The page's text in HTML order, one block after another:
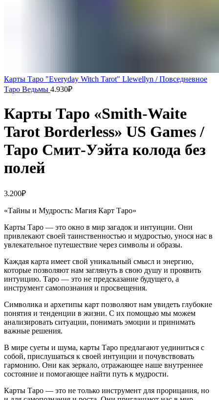
Карты Таро "Everyday Witch Tarot" Llewellyn / Повседневное
Таро Ведьмы 4.930₽
Карты Таро «Smith-Waite
Tarot Borderless» US Games /
Таро Смит-Уэйта колода без
полей
3.200₽
«Тайны и Мудрость: Магия Карт Таро»
Карты Таро — это окно в мир загадок и интуиции. Они
привлекают своей таинственностью и мудростью, унося нас в
увлекательное путешествие через символы и образы.
Каждая карта имеет свой уникальный смысл и энергию,
которые позволяют нам заглянуть в свою душу и проявить
интуицию. Таро — это не предсказание будущего, а
инструмент самопознания и просвещения.
Символика и архетипы карт позволяют нам увидеть глубокие
понятия и тенденции в жизни. С их помощью мы можем
анализировать ситуации, понимать эмоции и принимать
важные решения.
В мире суеты и шума, карты Таро предлагают уединиться с
собой, прислушаться к своей интуиции и почувствовать
гармонию. Они как зеркало, отражающее наше внутреннее
состояние и помогающее найти путь к мудрости.
Карты Таро — это не только инструмент для прорицания, но